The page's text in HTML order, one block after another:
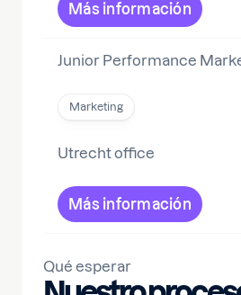
Más información
Junior Performance
Marketing
Utrecht office
Más información
Qué esperar